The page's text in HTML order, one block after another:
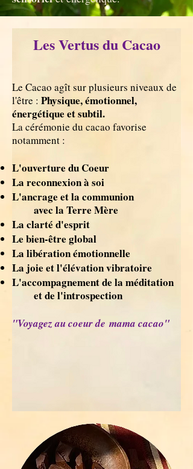
Les Vertus du Cacao
Le Cacao agît sur plusieurs niveaux de
l'être : Physique, émotionnel,
énergétique et subtil.
La cérémonie du cacao favorise
notamment :
L'ouverture du Coeur
La reconnexion à soi
L'ancrage et la communion
avec la Terre Mère
La clarté d'esprit
Le bien-être global
La libération émotionnelle
La joie et l'élévation vibratoire
L'accompagnement de la méditation
et de l'introspection
"Voyagez au coeurdemama cacao"